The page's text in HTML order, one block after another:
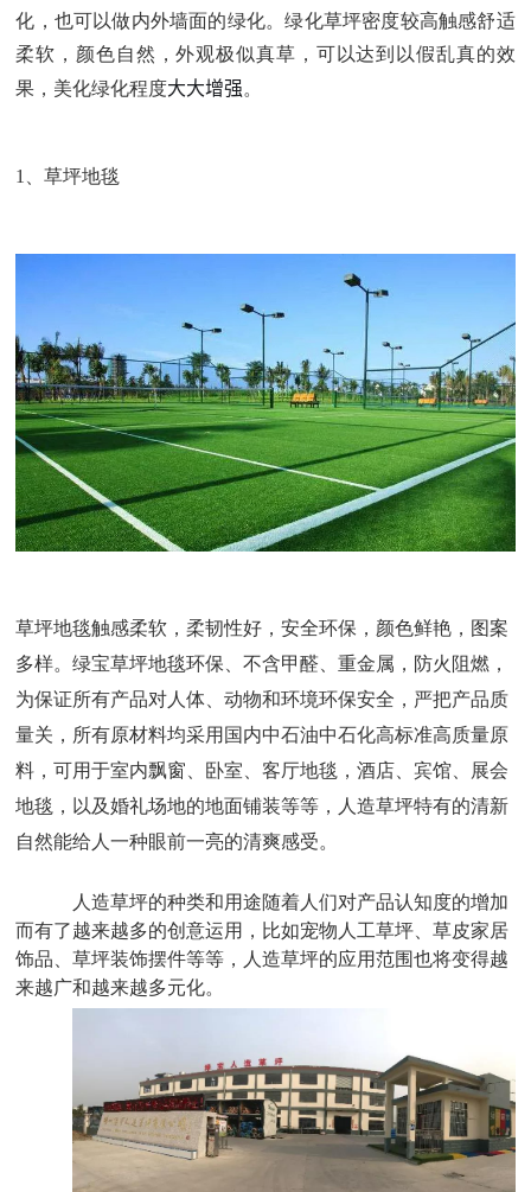
化，也可以做内外墙面的绿化。绿化草坪密度较高触感舒适
柔软，颜色自然，外观极似真草，可以达到以假乱真的效
果，美化绿化程度大大增强。
1、草坪地毯
草坪地毯触感柔软，柔韧性好，安全环保 ，颜色鲜艳， 图案
多样。绿宝草坪地毯环保、不含甲醛、重金属，防火阻燃，
为保证所有产品对人体、动物和环境环保安全，严把产品质
量关，所有原材料均采用国内中石油中石化高标准高质量原
料，可用于室内飘窗、卧室、客厅地毯，酒店、宾馆、展会
地毯，以及婚礼场地的地面铺装等等，人造草坪特有的清新
自然能给人一种眼前一亮的清爽感受。
人造草坪的种类和用途随着人们对产品认知度的增加
而有了越来越多的创意运用，比如宠物人工草坪、草皮家居
饰品、草坪装饰摆件等等，人造草坪的应用范围也将变得越
来越广和越来越多元化。